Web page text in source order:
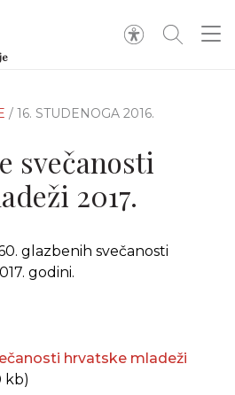
/ 16. STUDENOGA 2016.
svečanosti
2017.
glazbenih svečanosti
godini.
hrvatske mladeži
kb)